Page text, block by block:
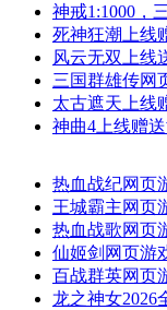
神戒1:1000，
死神狂潮 上
风云无双 上
三国群雄传网
太古遮天 上
神曲4 上线赠
热血战纪网页
王城霸主网页
热血战歌网页
仙姬剑 网页游
百战群英网页
龙之神女2026